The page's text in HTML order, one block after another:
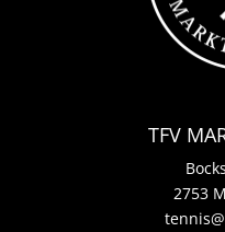
TFV
2753